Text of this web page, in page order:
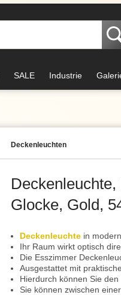
SALE Industrie
Decken­leuchten
Glocke, Gold,
Deckenleuchte in
Ihr Raum wirkt optisch
Die Esszimmer
Ausgestattet mit
Hierdurch können Sie
Sie können zwischen